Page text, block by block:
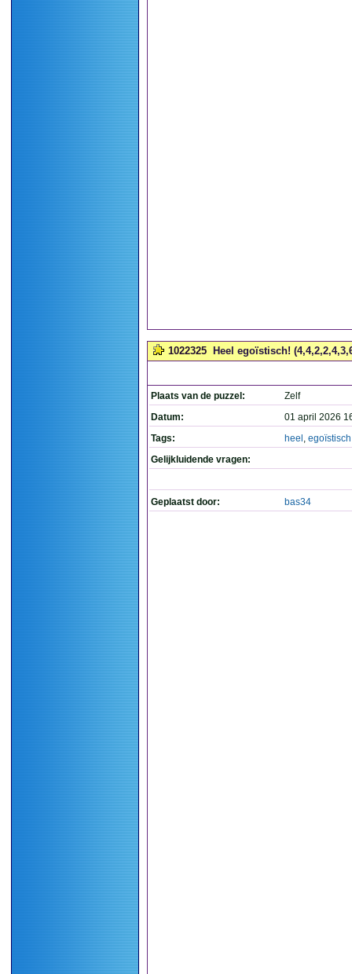
1022325 Heel egoïstisch!
Plaats van de puzzel:
Zelf
Datum:
01 april 2026
Tags:
heel , egoïstisch
Gelijkluidende vragen:
Geplaatst door: bas34